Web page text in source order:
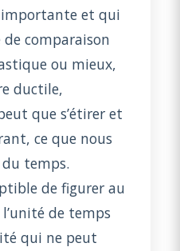
importante et qui
comparaison
ou mieux,
ductile,
que s’étirer et
ce que nous
temps.
de figurer au
de temps
qui ne peut